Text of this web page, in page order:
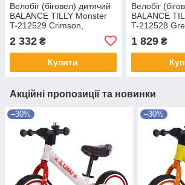
Велобіг (біговел) дитячий
BALANCE TILLY Monster
T-212529 Crimson,
рожевий, надувні колеса
12" ручне гальмо
2 332 ₴
Купити
Велобіг
BALANCE
T-212528
ручне
12 дюймів
1 829₴
Акційні пропозиції та новинки
–30% –30%